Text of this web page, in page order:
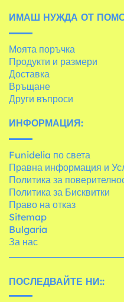
ИМАШ НУЖДА ОТ
Моята поръчка
Продукти и размери
Доставка
Връщане
Други въпроси
ИНФОРМАЦИЯ:
Funidelia по света
Правна информация и
Политика за
Политика за Бисквитки
Право на отказ
Sitemap
Bulgaria
За нас
ПОСЛЕДВАЙТЕ НИ::